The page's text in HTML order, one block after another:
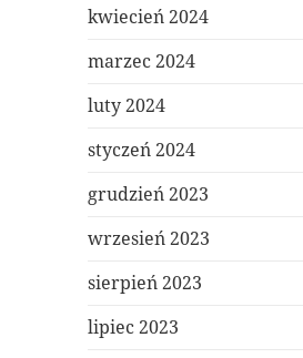
kwiecień 2024
marzec 2024
luty 2024
styczeń 2024
grudzień 2023
wrzesień 2023
sierpień 2023
lipiec 2023